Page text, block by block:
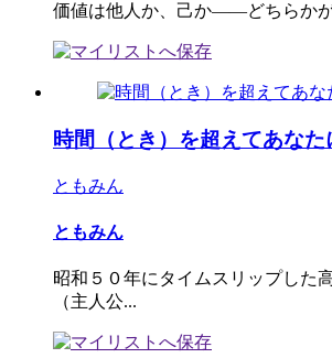
価値は他人か、己か――どちらか
時間（とき）を超えてあなた
ともみん
ともみん
昭和５０年にタイムスリップした
（主人公...